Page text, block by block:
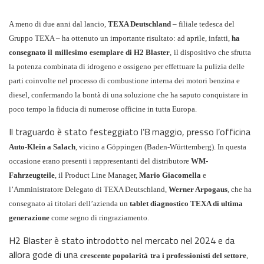
A meno di due anni dal lancio, TEXA Deutschland – filiale tedesca del
Gruppo TEXA – ha ottenuto un importante risultato: ad aprile, infatti, ha
consegnato il millesimo esemplare di H2 Blaster il dispositivo che sfrutta
la potenza combinata di idrogeno e ossigeno per effettuare la pulizia delle
parti coinvolte nel processo di combustione interna dei motori benzina e
diesel, confermando la bontà di una soluzione che ha saputo conquistare in
poco tempo la fiducia di numerose officine in tutta Europa.
Il traguardo è stato festeggiato l’8 maggio, presso l’officina
Auto-Klein a Salach , vicino a Göppingen (Baden-Württemberg). In questa
occasione erano presenti i rappresentanti del distributore WM-
Fahrzeugteile , il Product Line Manager, Mario Giacomella e
l’Amministratore Delegato di TEXA Deutschland, Werner Arpogaus , che ha
consegnato ai titolari dell’azienda un tablet diagnostico TEXA di ultima
generazione come segno di ringraziamento.
H2 Blaster è stato introdotto nel mercato nel 2024 e da
allora gode di una crescente popolarità tra i professionisti del settore